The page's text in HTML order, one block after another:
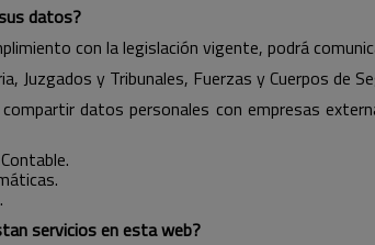
datos?
con la legislación vigente, podrá
Juzgados y Tribunales, Fuerzas y Cuerpos de
compartir datos personales con empresas
servicios en esta web?